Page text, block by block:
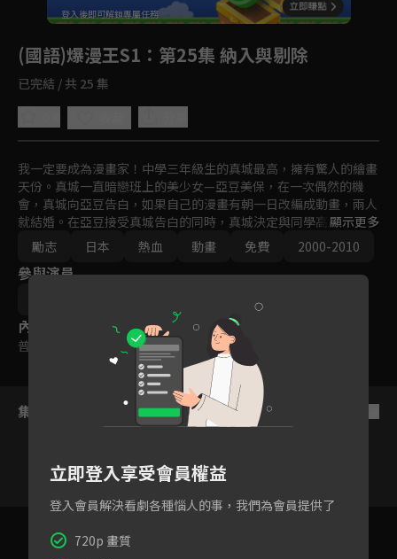
登入後即可解鎖專屬任務
(國語)爆漫王S1 ：第25集 納入與剔除
已完結 / 共 25 集
我一定要成為漫畫家！中學三年級生的真城最高，擁有驚人的繪畫
天份。真城一直暗戀班上的美少女—亞豆美保，在一次偶然的機
會，真城向亞豆告白，如果自己的漫畫有朝一日改編成動畫，兩人
就結婚。在亞豆接受真城告白的同時，真城決定與同學高木以亞城
木夢葉為筆名出道，一同闖盪競爭激烈的漫畫市場。
顯示更多
勵志
日本 熱血 動畫 免費 2000-2010
參與演員
內容標籤
普遍級
集數列表
立即登入享受會員權益
登入會員解決看劇各種惱人的事，我們為會員提供了
720p 畫質